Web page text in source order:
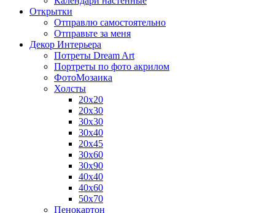
Открытки
Отправлю самостоятельно
Отправьте за меня
Декор Интерьера
Потреты Dream Art
Портреты по фото акрилом
ФотоМозаика
Холсты
20х20
20х30
30х30
30х40
20х45
30х60
30х90
40х40
40х60
50х70
Пенокартон